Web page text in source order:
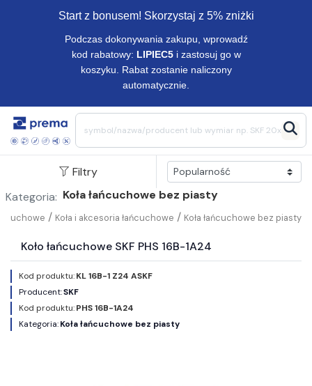
Start z bonusem! Skorzystaj z 5% zniżki
Podczas dokonywania zakupu, wprowadź
kod rabatowy: LIPIEC5 i zastosuj go w
koszyku. Rabat zostanie naliczony
automatycznie.
Filtry
Kategoria: Koła łańcuchowe bez piasty
Koła łańcuchowe bez piasty
/
Koła i akcesoria łańcuchowe
/
Koło łańcuchowe SKF PHS 16B-1A24
Kod produktu:KL 16B-1 Z24 ASKF
Producent:SKF
Kod produktu:PHS 16B-1A24
Kategoria:Koła łańcuchowe bez piasty